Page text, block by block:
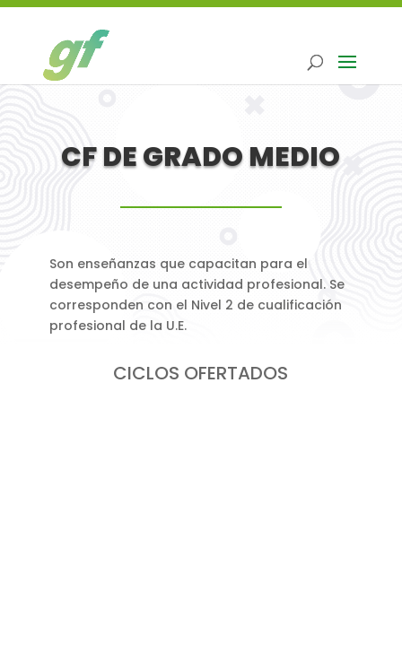
CF DE GRADO MEDIO
Son enseñanzas que capacitan para el
desempeño de una actividad profesional. Se
corresponden con el Nivel 2 de cualificación
profesional de la U.E.
CICLOS OFERTADOS